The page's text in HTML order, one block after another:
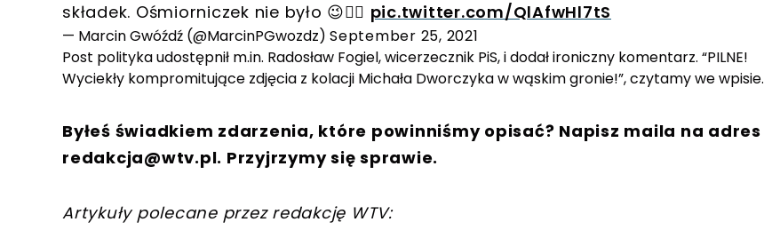
składek. Ośmiorniczek nie było 😉🤷‍♂️ pic.twitter.com/QlAfwHl7tS
— Marcin Gwóźdź (@MarcinPGwozdz) September 25, 2021
Post polityka udostępnił m.in. Radosław Fogiel, wicerzecznik PiS, i dodał ironiczny komentarz. “PILNE!
Wyciekły kompromitujące zdjęcia z kolacji Michała Dworczyka w wąskim gronie!”, czytamy we wpisie.
Byłeś świadkiem zdarzenia, które powinniśmy opisać? Napisz maila na adres
redakcja@wtv.pl. Przyjrzymy się sprawie.
Artykuły polecane przez redakcję WTV: